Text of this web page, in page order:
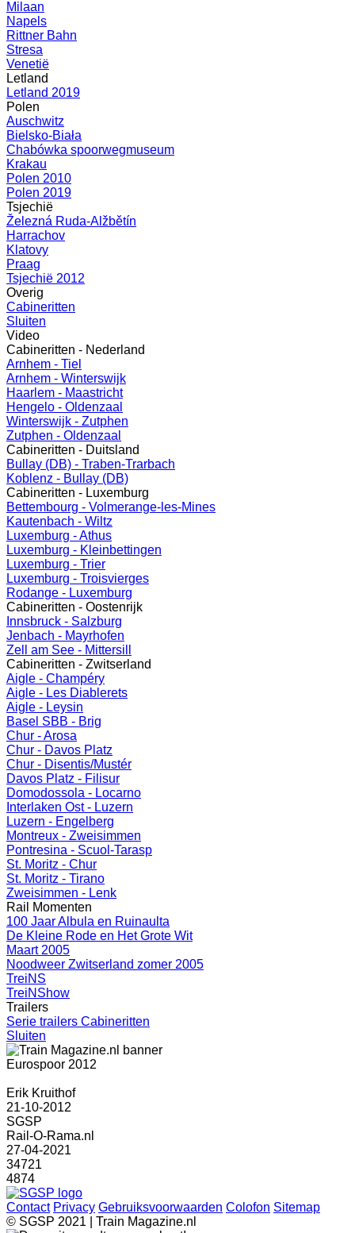
Milaan
Napels
Rittner Bahn
Stresa
Venetië
Letland
Letland 2019
Polen
Auschwitz
Bielsko-Biała
Chabówka spoorwegmuseum
Krakau
Polen 2010
Polen 2019
Tsjechië
Železná Ruda-Alžbětín
Harrachov
Klatovy
Praag
Tsjechië 2012
Overig
Cabineritten
Sluiten
Video
Cabineritten - Nederland
Arnhem - Tiel
Arnhem - Winterswijk
Haarlem - Maastricht
Hengelo - Oldenzaal
Winterswijk - Zutphen
Zutphen - Oldenzaal
Cabineritten - Duitsland
Bullay (DB) - Traben-Trarbach
Koblenz - Bullay (DB)
Cabineritten - Luxemburg
Bettembourg - Volmerange-les-Mines
Kautenbach - Wiltz
Luxemburg - Athus
Luxemburg - Kleinbettingen
Luxemburg - Trier
Luxemburg - Troisvierges
Rodange - Luxemburg
Cabineritten - Oostenrijk
Innsbruck - Salzburg
Jenbach - Mayrhofen
Zell am See - Mittersill
Cabineritten - Zwitserland
Aigle - Champéry
Aigle - Les Diablerets
Aigle - Leysin
Basel SBB - Brig
Chur - Arosa
Chur - Davos Platz
Chur - Disentis/Mustér
Davos Platz - Filisur
Domodossola - Locarno
Interlaken Ost - Luzern
Luzern - Engelberg
Montreux - Zweisimmen
Pontresina - Scuol-Tarasp
St. Moritz - Chur
St. Moritz - Tirano
Zweisimmen - Lenk
Rail Momenten
100 Jaar Albula en Ruinaulta
De Kleine Rode en Het Grote Wit
Maart 2005
Noodweer Zwitserland zomer 2005
TreiNS
TreiNShow
Trailers
Serie trailers Cabineritten
Sluiten
Eurospoor 2012
Erik Kruithof
21-10-2012
SGSP
Rail-O-Rama.nl
27-04-2021
34721
4874
Contact Privacy Gebruiksvoorwaarden Colofon Sitemap
© SGSP 2021 | Train Magazine.nl